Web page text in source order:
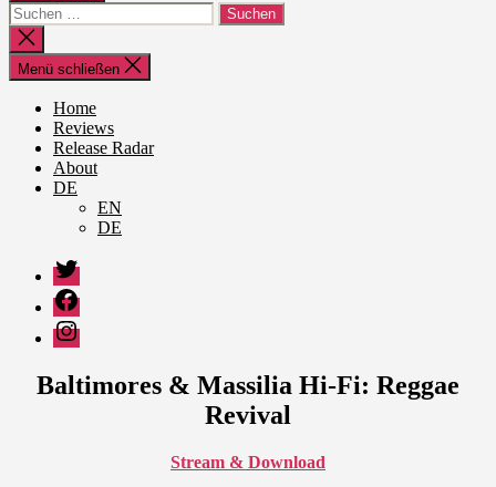
Suche
nach:
Suche
schließen
Menü schließen
Home
Reviews
Release Radar
About
DE
EN
DE
Twitter
Facebook
Instagram
Baltimores & Massilia Hi-Fi: Reggae
Revival
Stream & Download